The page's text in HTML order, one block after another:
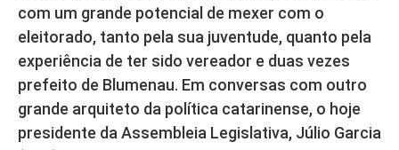
com um grande potencial de mexer com o
eleitorado, tanto pela sua juventude, quanto pela
experiência de ter sido vereador e duas vezes
prefeito de Blumenau. Em conversas com outro
grande arquiteto da política catarinense, o hoje
presidente da Assembleia Legislativa, Júlio Garcia